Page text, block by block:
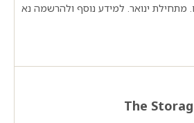
10 מפגשים. מתחילת ינואר. למידע נוסף ולהרשמה נא